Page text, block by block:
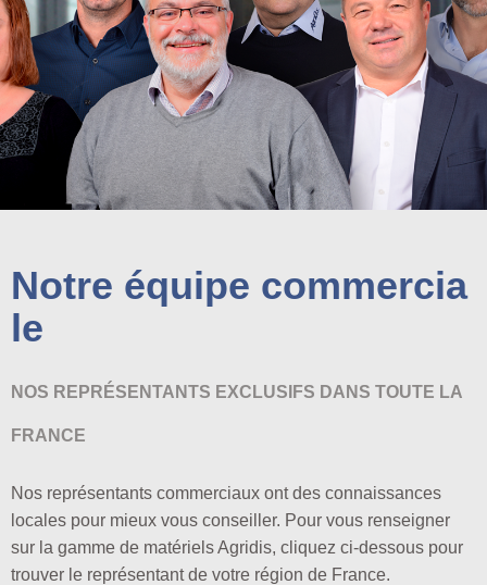
Notre équipe commercia
le
NOS REPRÉSENTANTS EXCLUSIFS DANS TOUTE LA
FRANCE
Nos représentants commerciaux ont des connaissances
locales pour mieux vous conseiller. Pour vous renseigner
sur la gamme de matériels Agridis, cliquez ci-dessous pour
trouver le représentant de votre région de France.